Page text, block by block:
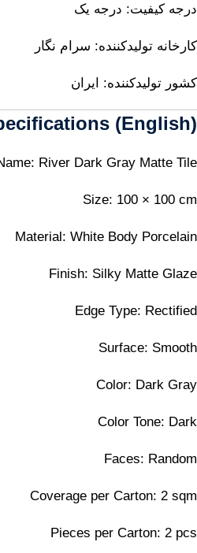
درجه کیفیت: درجه یک
کارخانه تولیدکننده: سرام نگار
کشور تولیدکننده: ایران
(English)
River Dark Gray Matte Tile
Size: 100 × 100 cm
Material: White Body Porcelain
Finish: Silky Matte Glaze
Edge Type: Rectified
Surface: Smooth
Color: Dark Gray
Color Tone: Dark
Faces: Random
Coverage per Carton: 2 sqm
Pieces per Carton: 2 pcs